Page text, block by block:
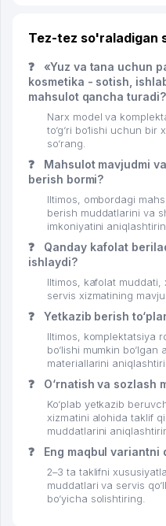
Tez-tez so'raladigan
❓
«Yuz va tana uchun
kosmetika - sotish,
mahsulot qancha turadi?
Narx model va
to‘g‘ri bo‘lishi uchun
so‘rang.
❓
Mahsulot mavjudmi
berish bormi?
Iltimos, ombordagi
berish muddatlarini va
imkoniyatini
❓
Qanday kafolat
ishlaydi?
Iltimos, kafolat muddati,
servis xizmatining
❓ Yetkazib berish
Iltimos, komplektatsiya
bo‘lishi mumkin
materiallarini
❓ O‘rnatish va sozlash
Ko‘plab yetkazib
xizmatini alohida taklif
muddatlarini
❓ Eng maqbul variantni
2–3 ta taklifni
muddatlari va servis
bo‘yicha solishtiring.